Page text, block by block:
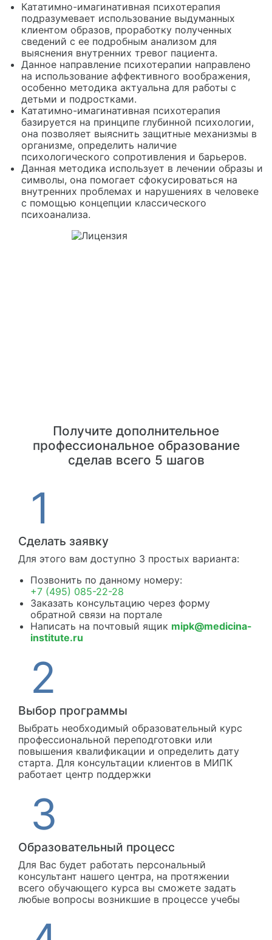
Кататимно-имагинативная психотерапия
подразумевает использование выдуманных
клиентом образов, проработку полученных
сведений с ее подробным анализом для
выяснения внутренних тревог пациента.
Данное направление психотерапии направлено
на использование аффективного воображения,
особенно методика актуальна для работы с
детьми и подростками.
Кататимно-имагинативная психотерапия
базируется на принципе глубинной психологии,
она позволяет выяснить защитные механизмы в
организме, определить наличие
психологического сопротивления и барьеров.
Данная методика использует в лечении образы и
символы, она помогает сфокусироваться на
внутренних проблемах и нарушениях в человеке
с помощью концепции классического
психоанализа.
Получите дополнительное
профессиональное образование
сделав всего 5 шагов
Сделать заявку
Для этого вам доступно 3 простых варианта:
Позвонить по данному номеру:
+7 (495) 085-22-28
Заказать консультацию через форму
обратной связи на портале
Написать на почтовый ящик mipk@medicina-
institute.ru
Выбор программы
Выбрать необходимый образовательный курс
профессиональной переподготовки или
повышения квалификации и определить дату
старта. Для консультации клиентов в МИПК
работает центр поддержки
Образовательный процесс
Для Вас будет работать персональный
консультант нашего центра, на протяжении
всего обучающего курса вы сможете задать
любые вопросы возникшие в процессе учебы